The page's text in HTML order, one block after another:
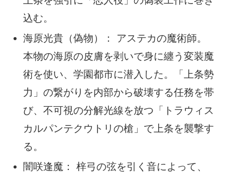
込む。
海原光貴（偽物）： アステカの魔術師。
本物の海原の皮膚を剥いで身に纏う変装魔
術を使い、学園都市に潜入した。「上条勢
力」の繋がりを内部から破壊する任務を帯
び、不可視の分解光線を放つ「トラウィス
カルパンテクウトリの槍」で上条を襲撃す
る。
闇咲逢魔： 梓弓の弦を引く音によって、